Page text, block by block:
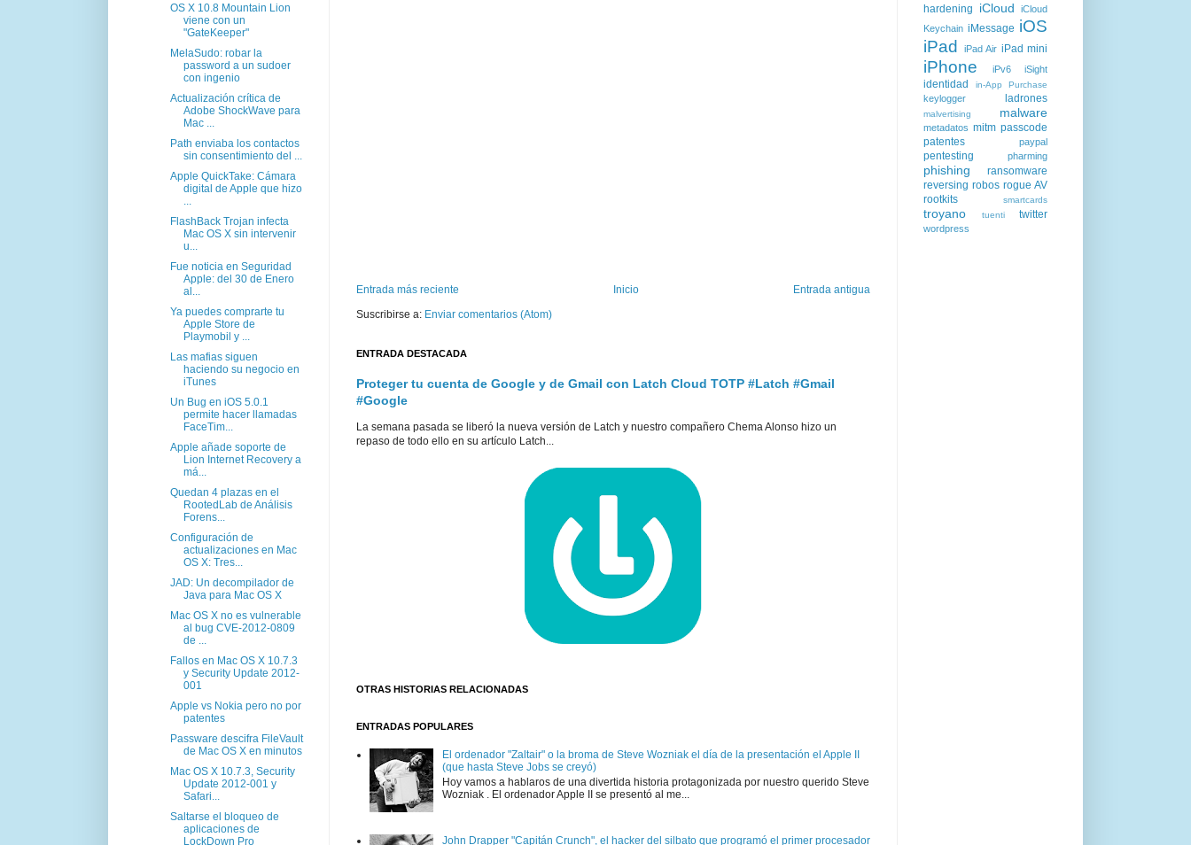
Entrada más reciente Entrada antigua
Inicio
Suscribirse a: Enviar comentarios (Atom)
ENTRADA DESTACADA
Proteger tu cuenta de Google y de Gmail con Latch Cloud TOTP #Latch #Gmail
#Google
La semana pasada se liberó la nueva versión de Latch y nuestro compañero Chema Alonso hizo un
repaso de todo ello en su artículo Latch...
OTRAS HISTORIAS RELACIONADAS
ENTRADAS POPULARES
El ordenador "Zaltair" o la broma de Steve Wozniak el día de la presentación el Apple II
(que hasta Steve Jobs se creyó)
Hoy vamos a hablaros de una divertida historia protagonizada por nuestro querido Steve
Wozniak . El ordenador Apple II se presentó al me...
John Drapper "Capitán Crunch", el hacker del silbato que programó el primer procesador
OS X 10.8 Mountain Lion
viene con un
"GateKeeper"
MelaSudo: robar la
password a un sudoer
con ingenio
Actualización crítica de
Adobe ShockWave para
Mac ...
Path enviaba los contactos
sin consentimiento del ...
Apple QuickTake: Cámara
digital de Apple que hizo
FlashBack Trojan infecta
Mac OS X sin intervenir
u...
Fue noticia en Seguridad
Apple: del 30 de Enero
al...
Ya puedes comprarte tu
Apple Store de
Playmobil y ...
Las mafias siguen
haciendo su negocio en
iTunes
Un Bug en iOS 5.0.1
permite hacer llamadas
FaceTim...
Apple añade soporte de
Lion Internet Recovery a
má...
Quedan 4 plazas en el
RootedLab de Análisis
Forens...
Configuración de
actualizaciones en Mac
OS X: Tres...
JAD: Un decompilador de
Java para Mac OS X
Mac OS X no es vulnerable
al bug CVE-2012-0809
de ...
Fallos en Mac OS X 10.7.3
y Security Update 2012-
001
Apple vs Nokia pero no por
patentes
Passware descifra FileVault
de Mac OS X en minutos
Mac OS X 10.7.3, Security
Update 2012-001 y
Safari...
Saltarse el bloqueo de
aplicaciones de
LockDown Pro
hardening iCloud
iCloud
Keychain iMessage iOS
iPad
iPad Air iPad mini
iPhone iPv6 iSight
identidad in-App Purchase
keylogger ladrones
malvertising malware
metadatos mitm passcode
patentes
paypal
pentesting pharming
phishing
ransomware
reversing robos rogue AV
rootkits
smartcards
troyano tuenti twitter
wordpress